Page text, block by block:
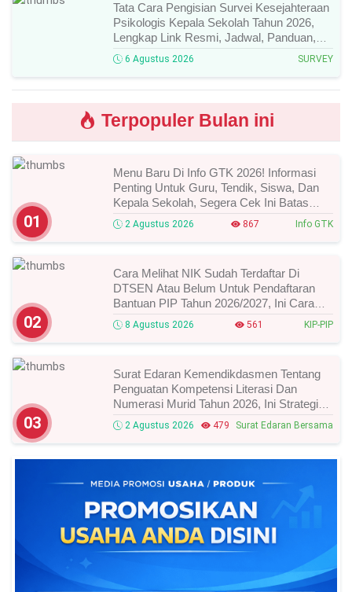
Tata Cara Pengisian Survei Kesejahteraan
Psikologis Kepala Sekolah Tahun 2026,
Lengkap Link Resmi, Jadwal, Panduan,
Dan Hal Yang Wajib Diperhatikan!
6 Agustus 2026 SURVEY
Terpopuler Bulan ini
01
Menu Baru Di Info GTK 2026! Informasi
Penting Untuk Guru, Tendik, Siswa, Dan
Kepala Sekolah, Segera Cek Ini Batas
Waktunya!
2 Agustus 2026 867 Info GTK
02
Cara Melihat NIK Sudah Terdaftar Di
DTSEN Atau Belum Untuk Pendaftaran
Bantuan PIP Tahun 2026/2027, Ini Cara
Cek Dan Syarat Perubahan Desil!
8 Agustus 2026 561 KIP-PIP
03
Surat Edaran Kemendikdasmen Tentang
Penguatan Kompetensi Literasi Dan
Numerasi Murid Tahun 2026, Ini Strategi
Dan Alurnya
2 Agustus 2026 479 Surat Edaran Bersama